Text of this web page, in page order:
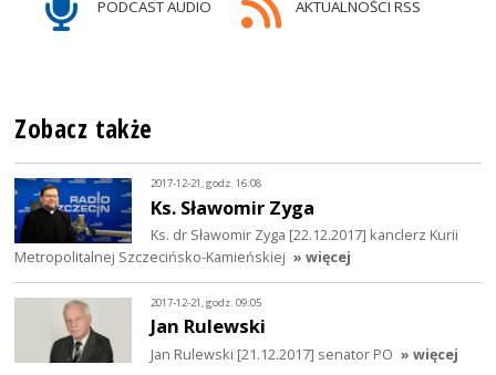
PODCAST AUDIO AKTUALNOŚCI RSS
Zobacz także
2017-12-21, godz. 16:08
Ks. Sławomir Zyga
Ks. dr Sławomir Zyga [22.12.2017] kanclerz Kurii
Metropolitalnej Szczecińsko-Kamieńskiej » więcej
2017-12-21, godz. 09:05
Jan Rulewski
Jan Rulewski [21.12.2017] senator PO » więcej